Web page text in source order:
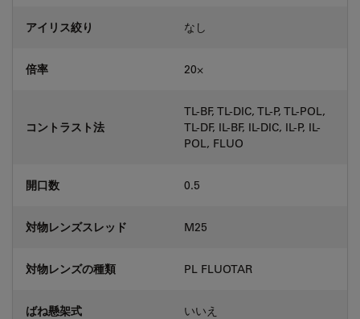
アイリス絞り なし
倍率 20⨉
コントラスト法
TL-BF, TL-DIC, TL-P, TL-POL,
TL-DF, IL-BF, IL-DIC, IL-P, IL-
POL, FLUO
開口数 0.5
対物レンズスレッド M25
対物レンズの種類 PL FLUOTAR
ばね懸架式 いいえ